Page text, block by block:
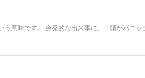
う意味です。 突発的な出来事に、「頭がパニッ